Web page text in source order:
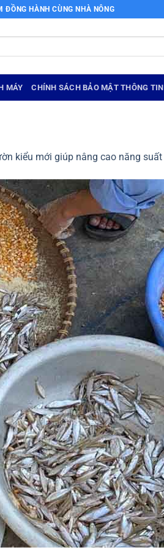
ĐỒNG HÀNH CÙNG NHÀ NÔNG
MÁY CHÍNH SÁCH BẢO MẬT THÔNG TIN
kiểu mới giúp nâng cao năng suất